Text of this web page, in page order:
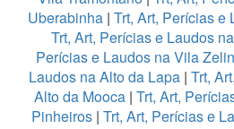
Uberabinha| Trt, Art, Perícias e
Trt, Art, Perícias e Laudos
Perícias e Laudos na Vila
Laudos na Alto da Lapa| Trt,
Alto da Mooca | Trt, Art,
Pinheiros| Trt, Art, Perícias e